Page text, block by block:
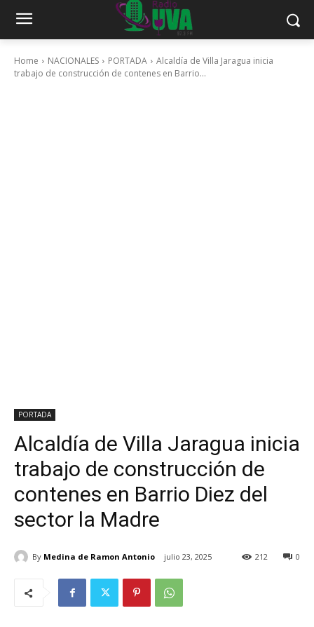
Home NACIONALES PORTADA
Alcaldía de Villa Jaragua inicia
trabajo de construcción de contenes en Barrio...
PORTADA
Alcaldía de Villa Jaragua inicia
trabajo de construcción de
contenes en Barrio Diez del
sector la Madre
By Medina de Ramon Antonio julio 23, 2025 0
212